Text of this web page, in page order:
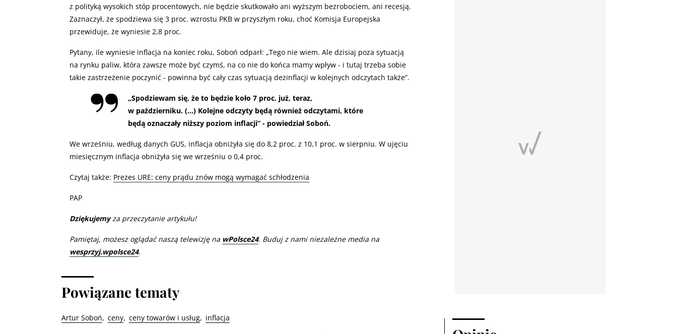
z polityką wysokich stóp procentowych, nie będzie skutkowało ani wyższym bezrobociem, ani recesją.
Zaznaczył, że spodziewa się 3 proc. wzrostu PKB w przyszłym roku, choć Komisja Europejska
przewiduje, że wyniesie 2,8 proc.
Pytany, ile wyniesie inflacja na koniec roku, Soboń odparł: „Tego nie wiem. Ale dzisiaj poza sytuacją
na rynku paliw, która zawsze może być czymś, na co nie do końca mamy wpływ - i tutaj trzeba sobie
takie zastrzeżenie poczynić - powinna być cały czas sytuacją dezinflacji w kolejnych odczytach także”.
„Spodziewam się, że to będzie koło 7 proc. już, teraz,
w październiku. (…) Kolejne odczyty będą również odczytami, które
będą oznaczały niższy poziom inflacji” - powiedział Soboń.
We wrześniu, według danych GUS, inflacja obniżyła się do 8,2 proc. z 10,1 proc. w sierpniu. W ujęciu
miesięcznym inflacja obniżyła się we wrześniu o 0,4 proc.
Czytaj także: Prezes URE: ceny prądu znów mogą wymagać schłodzenia
PAP
Dziękujemyza przeczytanie artykułu!
Pamiętaj, możesz oglądać naszą telewizję na wPolsce24. Buduj z nami niezależne media na
wesprzyj.wpolsce24.
Powiązane tematy
Artur Soboń ceny ceny towarów i usług inflacja